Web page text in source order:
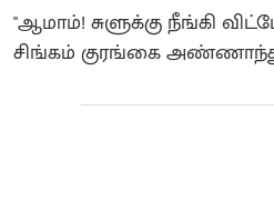
"ஆமாம்! சுளுக்கு நீங்கி
சிங்கம் குரங்கை அண்ணாந்து